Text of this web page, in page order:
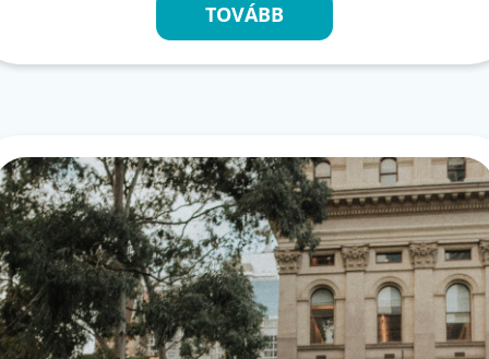
TOVÁBB